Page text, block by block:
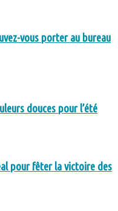
vous porter au bureau
douces pour l’été
pour fêter la victoire des